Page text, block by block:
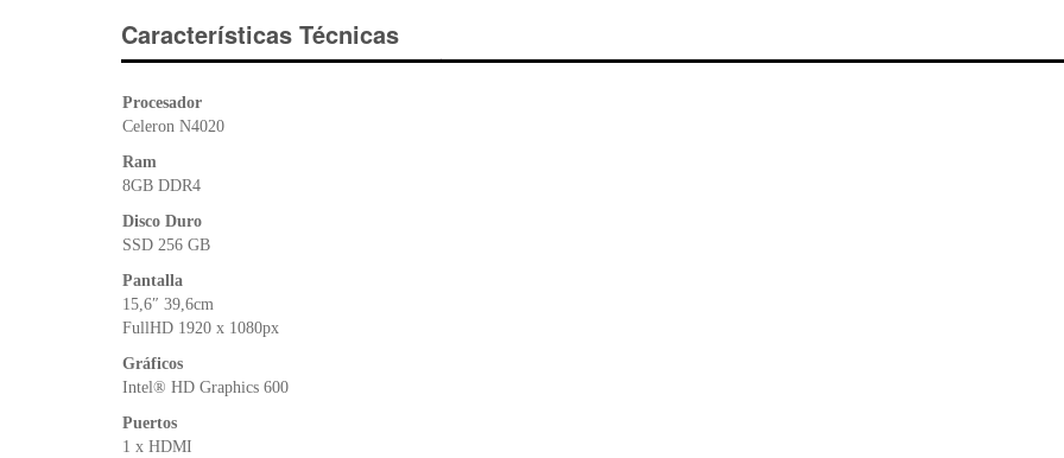
b A e
Características Técnicas
Procesador
Celeron N4020
Ram
8GB DDR4
Disco Duro
SSD 256 GB
Pantalla
15,6″ 39,6cm
FullHD 1920 x 1080px
Gráficos
Intel® HD Graphics 600
Puertos
1 x HDMI